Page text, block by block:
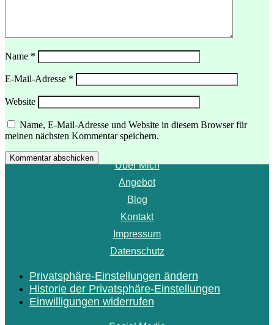
Name *
E-Mail-Adresse *
Website
Name, E-Mail-Adresse und Website in diesem Browser für
meinen nächsten Kommentar speichern.
Kommentar abschicken
Menü
Über Mich
Angebot
Blog
Kontakt
Impressum
Datenschutz
Privatsphäre-Einstellungen ändern
Historie der Privatsphäre-Einstellungen
Einwilligungen widerrufen